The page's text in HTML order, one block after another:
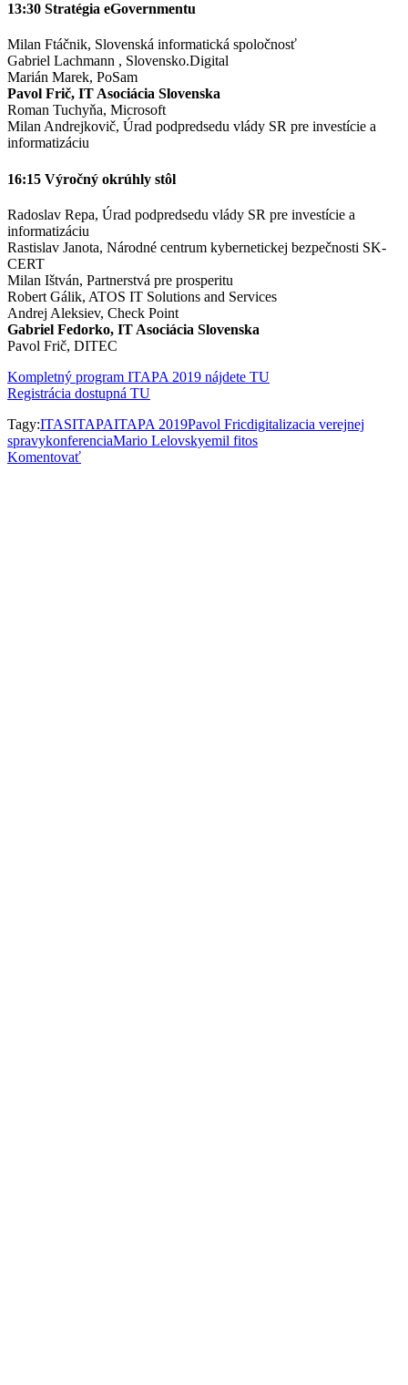
13:30 Stratégia eGovernmentu
Milan Ftáčnik, Slovenská informatická spoločnosť
Gabriel Lachmann , Slovensko.Digital
Marián Marek, PoSam
Pavol Frič, IT Asociácia Slovenska
Roman Tuchyňa, Microsoft
Milan Andrejkovič, Úrad podpredsedu vlády SR pre investície a
informatizáciu
16:15 Výročný okrúhly stôl
Radoslav Repa, Úrad podpredsedu vlády SR pre investície a
informatizáciu
Rastislav Janota, Národné centrum kybernetickej bezpečnosti SK-
CERT
Milan Ištván, Partnerstvá pre prosperitu
Robert Gálik, ATOS IT Solutions and Services
Andrej Aleksiev, Check Point
Gabriel Fedorko, IT Asociácia Slovenska
Pavol Frič, DITEC
Kompletný program ITAPA 2019 nájdete TU
Registrácia dostupná TU
Tagy:ITASITAPAITAPA 2019Pavol Fricdigitalizacia verejnej
spravykonferenciaMario Lelovskyemil fitos
Komentovať